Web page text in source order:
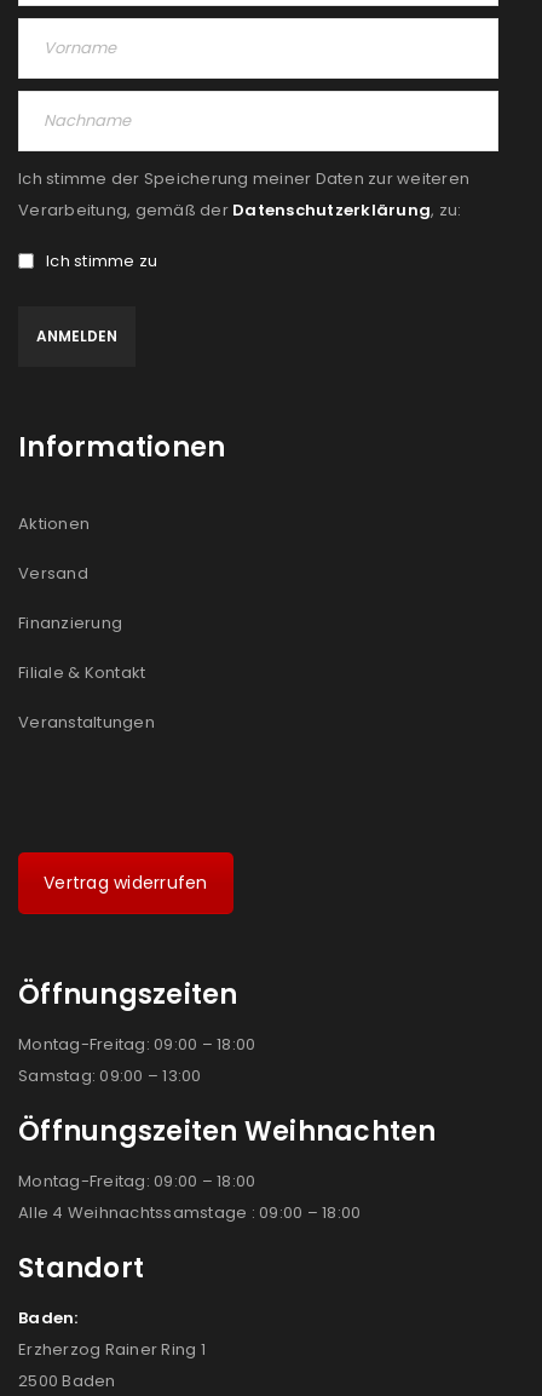
Ich stimme der Speicherung meiner Daten zur weiteren
Verarbeitung, gemäß der Datenschutzerklärung, zu:
Ich stimme zu
Informationen
Aktionen
Versand
Finanzierung
Filiale & Kontakt
Veranstaltungen
Vertrag widerrufen
Öffnungszeiten
Montag-Freitag: 09:00 – 18:00
Samstag: 09:00 – 13:00
Öffnungszeiten Weihnachten
Montag-Freitag: 09:00 – 18:00
Alle 4 Weihnachtssamstage : 09:00 – 18:00
Standort
Baden:
Erzherzog Rainer Ring 1
2500 Baden